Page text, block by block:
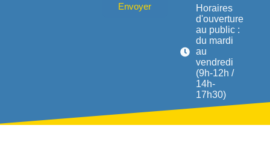
Envoyer
Horaires
d'ouverture
au public :
du mardi
au
vendredi
(9h-12h /
14h-
17h30)